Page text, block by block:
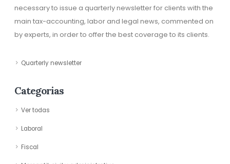
necessary to issue a quarterly newsletter for clients with the
main tax-accounting, labor and legal news, commented on
by experts, in order to offer the best coverage to its clients.
Quarterly newsletter
Categorias
Ver todas
Laboral
Fiscal